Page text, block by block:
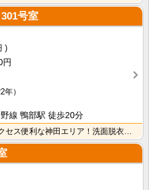
301号室
円
年）
線 鴨部駅 徒歩20分